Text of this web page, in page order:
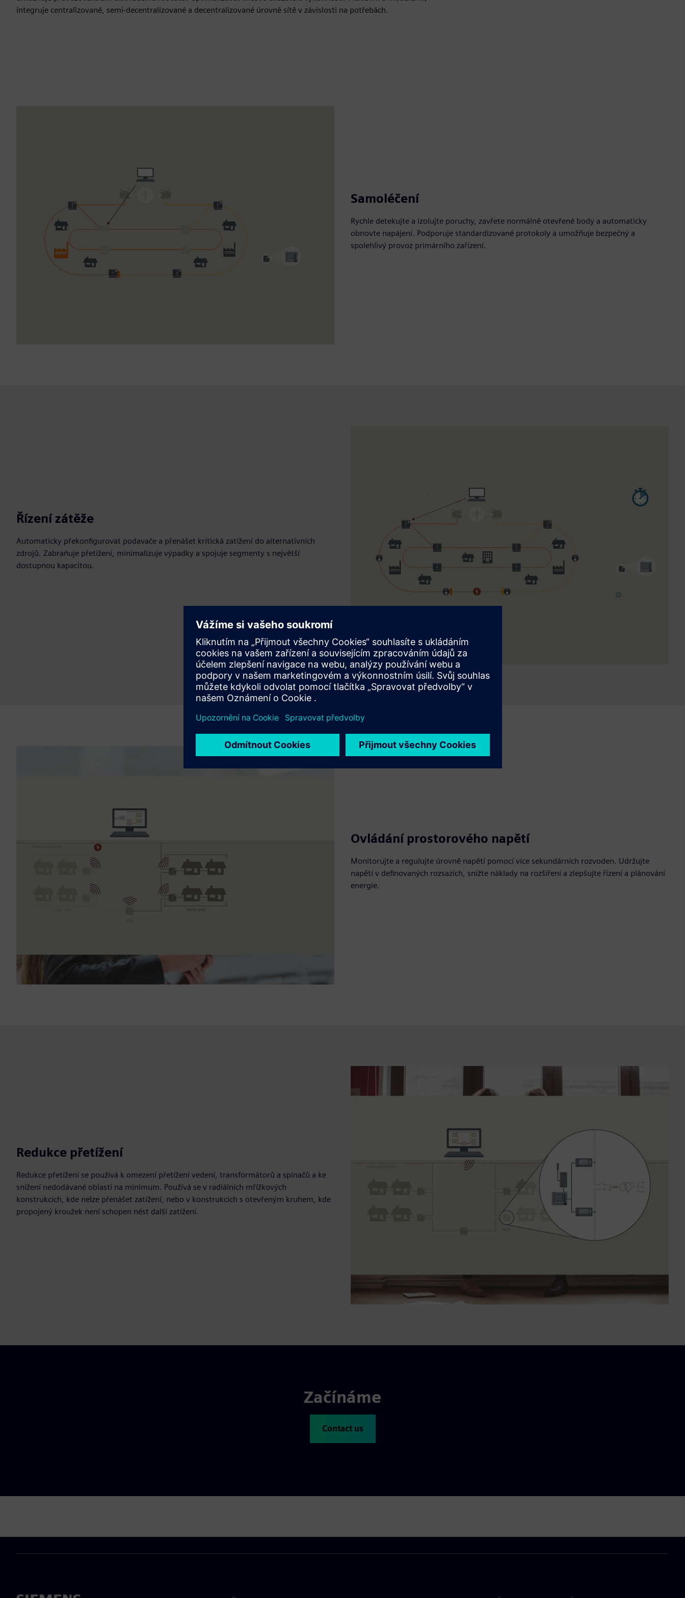
integruje centralizované, semi-decentralizované a decentralizované úrovně sítě v závislosti na potřebách.
Samoléčení
Rychle detekujte a izolujte poruchy, zavřete normálně otevřené body a automaticky
obnovte napájení. Podporuje standardizované protokoly a umožňuje bezpečný a
spolehlivý provoz primárního zařízení.
Řízení zátěže
Automaticky překonfigurovat podavače a přenášet kritická zatížení do alternativních
zdrojů. Zabraňuje přetížení, minimalizuje výpadky a spojuje segmenty s největší
dostupnou kapacitou.
Ovládání prostorového napětí
Monitorujte a regulujte úrovně napětí pomocí více sekundárních rozvoden. Udržujte
napětí v definovaných rozsazích, snižte náklady na rozšíření a zlepšujte řízení a plánování
energie.
Redukce přetížení
Redukce přetížení se používá k omezení přetížení vedení, transformátorů a spínačů a ke
snížení nedodávané oblasti na minimum. Používá se v radiálních mřížkových
konstrukcích, kde nelze přenášet zatížení, nebo v konstrukcích s otevřeným kruhem, kde
propojený kroužek není schopen nést další zatížení.
Začínáme
Contact us